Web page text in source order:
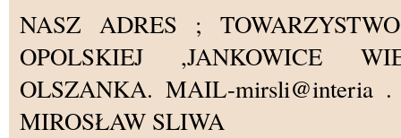
NASZ ADRES ;
OPOLSKIEJ ,JANKOWICE
OLSZANKA. MAIL-mirsli@interia
MIROSŁAW SLIWA